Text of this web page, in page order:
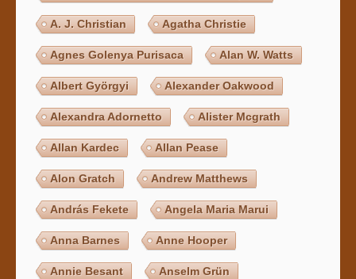
A. J. Christian Agatha Christie
Agnes Golenya Purisaca Alan W. Watts
Albert Györgyi Alexander Oakwood
Alexandra Adornetto Alister Mcgrath
Allan Kardec Allan Pease
Alon Gratch Andrew Matthews
András Fekete Angela Maria Marui
Anna Barnes Anne Hooper
Annie Besant Anselm Grün